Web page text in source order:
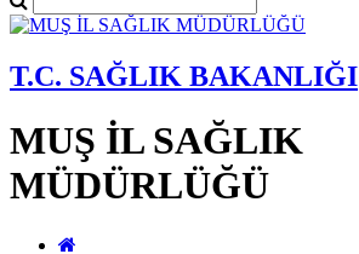
T.C. SAĞLIK BAKANLIĞI
MUŞ İL SAĞLIK
MÜDÜRLÜĞÜ